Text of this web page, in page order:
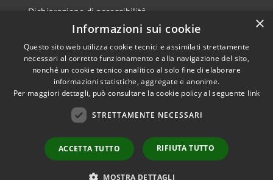
Dichiarazione di accessibilità
Accessibilità
Privacy
Copyright ©
Comune di Fiumicello Villa
byMunicipium•
×
Informazioni sui cookie
Questo sito web utilizza cookie tecnici e assimilati strettamente
necessari al corretto funzionamento e alla navigazione del sito,
nonché un cookie tecnico analitico al solo fine di elaborare
informazioni statistiche, aggregate e anonime.
Per maggiori dettagli, può consultare la cookie policy al seguente link
STRETTAMENTE NECESSARI
ACCETTA TUTTO RIFIUTA TUTTO
MOSTRA DETTAGLI